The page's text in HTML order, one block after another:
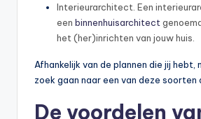
Interieurarchitect. Een
een binnenhuisarchitect
het (her)inrichten van jouw huis.
Afhankelijk van de plannen die jij hebt,
zoek gaan naar een van deze soorten
De voordelen